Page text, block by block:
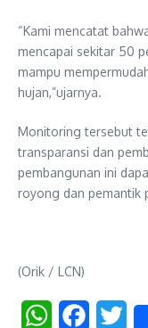
“Kami mencatat
mencapai sekitar 50
mampu
hujan,”ujarnya.
Monitoring tersebut
transparansi dan
pembangunan ini
royong dan pemantik
(Orik / LCN)
WhatsApp